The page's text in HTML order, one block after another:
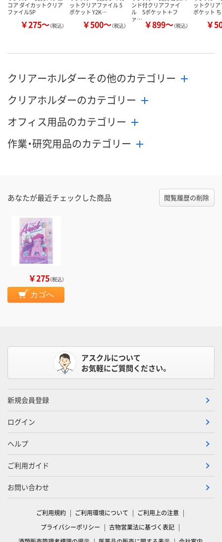
コア ダイカットクリア
ファイル5P
￥275～（税込）
ットクリアファイル 5
ポケット Y2K…
￥500～（税込）
ンド付クリアファイ
ル 5ポケット＋フ
ァ… ￥899～（税込）
ットクリ
ポケット
￥
クリアーホルダーその他のカテゴリー
クリアホルダーのカテゴリー
オフィス用品のカテゴリー
作業・研究用品のカテゴリー
あなたが最近チェックした商品 閲覧履歴の削除
￥275（税込）
カゴへ
アスクルについて
お気軽にご質問ください。
新規会員登録
ログイン
ヘルプ
ご利用ガイド
お問い合わせ
ご利用規約 ご利用環境について
ご利用上の注意
プライバシーポリシー
古物営業法に基づく表記